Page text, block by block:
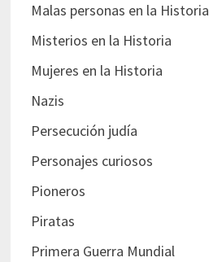
Malas personas en la Historia
Misterios en la Historia
Mujeres en la Historia
Nazis
Persecución judía
Personajes curiosos
Pioneros
Piratas
Primera Guerra Mundial